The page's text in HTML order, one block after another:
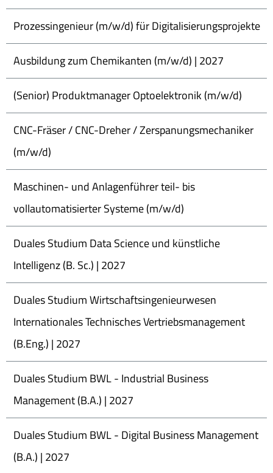
Prozessingenieur (m/w/d) für Digitalisierungsprojekte
Ausbildung zum Chemikanten (m/w/d) | 2027
(Senior) Produktmanager Optoelektronik (m/w/d)
CNC-Fräser / CNC-Dreher / Zerspanungsmechaniker
(m/w/d)
Maschinen- und Anlagenführer teil- bis
vollautomatisierter Systeme (m/w/d)
Duales Studium Data Science und künstliche
Intelligenz (B. Sc.) | 2027
Duales Studium Wirtschaftsingenieurwesen
Internationales Technisches Vertriebsmanagement
(B.Eng.) | 2027
Duales Studium BWL - Industrial Business
Management (B.A.) | 2027
Duales Studium BWL - Digital Business Management
(B.A.) | 2027